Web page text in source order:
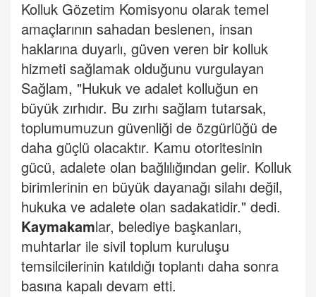
Kolluk Gözetim Komisyonu olarak temel
amaçlarının sahadan beslenen, insan
haklarına duyarlı, güven veren bir kolluk
hizmeti sağlamak olduğunu vurgulayan
Sağlam, "Hukuk ve adalet kolluğun en
büyük zırhıdır. Bu zırhı sağlam tutarsak,
toplumumuzun güvenliği de özgürlüğü de
daha güçlü olacaktır. Kamu otoritesinin
gücü, adalete olan bağlılığından gelir. Kolluk
birimlerinin en büyük dayanağı silahı değil,
hukuka ve adalete olan sadakatidir." dedi.
Kaymakamlar, belediye başkanları,
muhtarlar ile sivil toplum kuruluşu
temsilcilerinin katıldığı toplantı daha sonra
basına kapalı devam etti.